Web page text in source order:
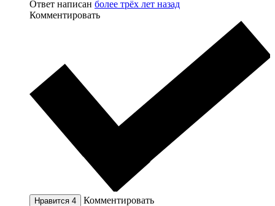
Ответ написан более трёх лет назад
Комментировать
Нравится 4 Комментировать